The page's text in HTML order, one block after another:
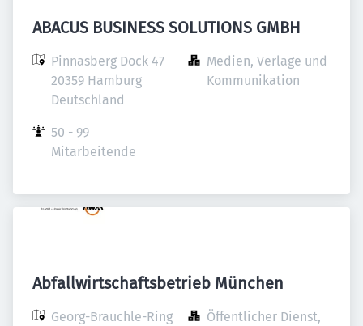
ABACUS BUSINESS SOLUTIONS GMBH
Pinnasberg Dock 47
20359 Hamburg
Deutschland
Medien, Verlage und
Kommunikation
50 - 99
Mitarbeitende
Abfallwirtschaftsbetrieb München
Georg-Brauchle-Ring
Öffentlicher Dienst,